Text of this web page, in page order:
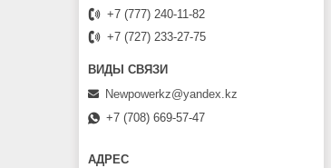
+7 (777) 240-11-82
+7 (727) 233-27-75
Newpowerkz@yandex.kz
+7 (708) 669-57-47